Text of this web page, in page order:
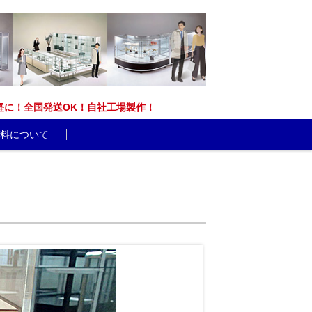
！全国発送OK！自社工場製作！
について